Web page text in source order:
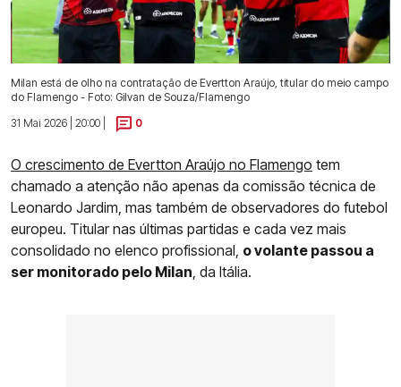
Milan está de olho na contratação de Evertton Araújo, titular do meio campo
do Flamengo - Foto: Gilvan de Souza/Flamengo
31 Mai 2026 | 20:00 |
0
O crescimento de Evertton Araújo no Flamengo tem
chamado a atenção não apenas da comissão técnica de
Leonardo Jardim, mas também de observadores do futebol
europeu. Titular nas últimas partidas e cada vez mais
consolidado no elenco profissional, o volante passou a
ser monitorado pelo Milan , da Itália.